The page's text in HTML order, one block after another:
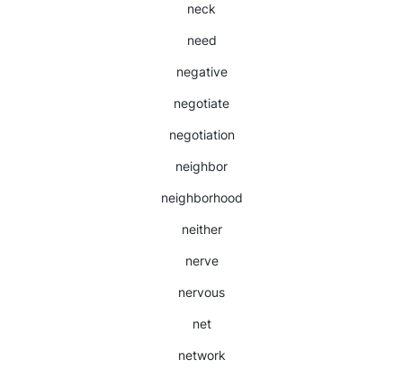
neck
need
negative
negotiate
negotiation
neighbor
neighborhood
neither
nerve
nervous
net
network